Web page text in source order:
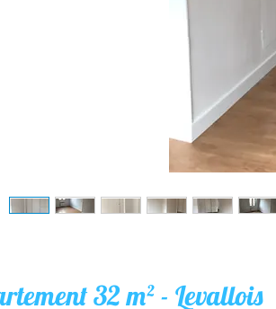
32 m² - Levallois